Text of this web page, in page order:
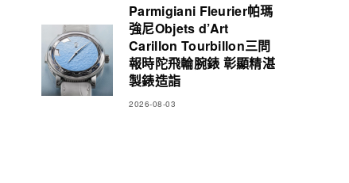
Parmigiani Fleurier帕瑪
強尼Objets d’Art
Carillon Tourbillon三問
報時陀飛輪腕錶 彰顯精湛
製錶造詣
2026-08-03